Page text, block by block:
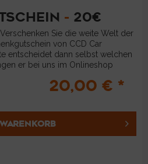
- 20€
Sie die weite Welt der
von CCD Car
entscheidet dann selbst welchen
er bei uns im Onlineshop
20,00 € *
WARENKORB